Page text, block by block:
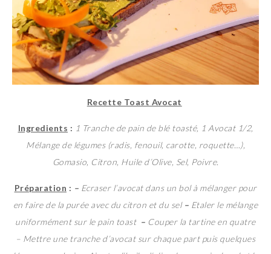
Recette Toast Avocat
Ingredients : 1 Tranche de pain de blé toasté, 1 Avocat 1/2,
Mélange de légumes (radis, fenouil, carotte, roquette…),
Gomasio, Citron, Huile d’Olive, Sel, Poivre.
Préparation : – Ecraser l’avocat dans un bol à mélanger pour
en faire de la purée avec du citron et du sel – Etaler le mélange
uniformément sur le pain toast – Couper la tartine en quatre
– Mettre une tranche d’avocat sur chaque part puis quelques